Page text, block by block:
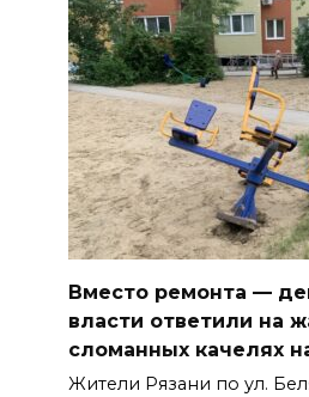
Вместо ремонта —
власти ответили на
сломанных качелях
Жители Рязани по ул.